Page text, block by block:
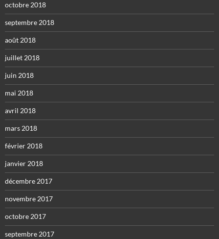
octobre 2018
septembre 2018
août 2018
juillet 2018
juin 2018
mai 2018
avril 2018
mars 2018
février 2018
janvier 2018
décembre 2017
novembre 2017
octobre 2017
septembre 2017